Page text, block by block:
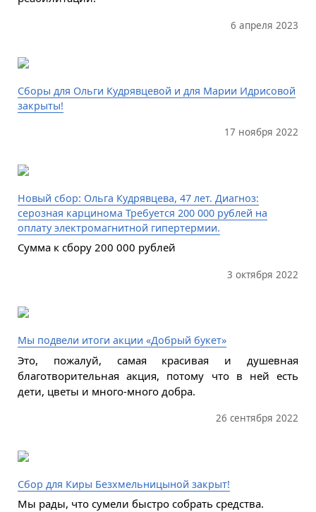
6 апреля 2023
Сборы для Ольги Кудрявцевой и для Марии Идрисовой
закрыты!
17 ноября 2022
Новый сбор: Ольга Кудрявцева, 47 лет. Диагноз:
серозная карцинома Требуется 200 000 рублей на
оплату электромагнитной гипертермии.
Сумма к сбору 200 000 рублей
3 октября 2022
Мы подвели итоги акции «Добрый букет»
Это, пожалуй, самая красивая и душевная
благотворительная акция, потому что в ней есть
дети, цветы и много-много добра.
26 сентября 2022
Сбор для Киры Безхмельницыной закрыт!
Мы рады, что сумели быстро собрать средства.